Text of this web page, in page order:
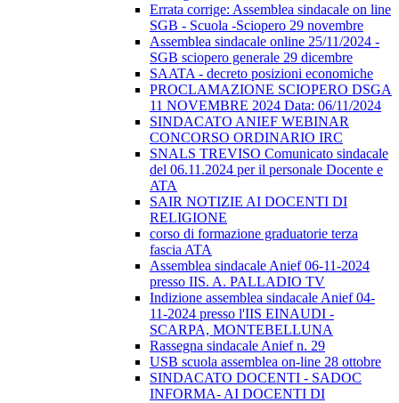
Errata corrige: Assemblea sindacale on line
SGB - Scuola -Sciopero 29 novembre
Assemblea sindacale online 25/11/2024 -
SGB sciopero generale 29 dicembre
SAATA - decreto posizioni economiche
PROCLAMAZIONE SCIOPERO DSGA
11 NOVEMBRE 2024 Data: 06/11/2024
SINDACATO ANIEF WEBINAR
CONCORSO ORDINARIO IRC
SNALS TREVISO Comunicato sindacale
del 06.11.2024 per il personale Docente e
ATA
SAIR NOTIZIE AI DOCENTI DI
RELIGIONE
corso di formazione graduatorie terza
fascia ATA
Assemblea sindacale Anief 06-11-2024
presso IIS. A. PALLADIO TV
Indizione assemblea sindacale Anief 04-
11-2024 presso l'IIS EINAUDI -
SCARPA, MONTEBELLUNA
Rassegna sindacale Anief n. 29
USB scuola assemblea on-line 28 ottobre
SINDACATO DOCENTI - SADOC
INFORMA- AI DOCENTI DI